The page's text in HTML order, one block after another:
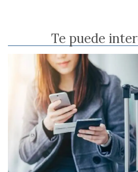
Te puede